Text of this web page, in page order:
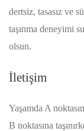
dertsiz, tasasız ve
taşınma deneyimi
olsun.
İletişim
Yaşamda A
B noktasına